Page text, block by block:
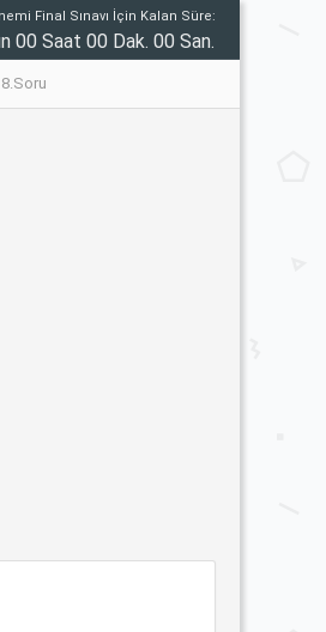
Final Sınavı İçin Kalan Süre:
00 Saat 00 Dak. 00 San.